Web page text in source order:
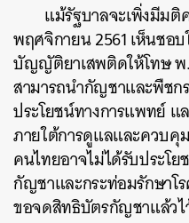
แม้รัฐบาลจะเพิ่งมีมติ
พฤศจิกายน 2561 เห็นชอ
บัญญัติยาเสพติดให้โทษ พ.
สามารถนำกัญชาและพืชก
ประโยชน์ทางการแพทย์ แ
ภายใต้การดูแลและควบ
คนไทยอาจไม่ได้รับประโ
กัญชาและกระท่อมรักษาโ
ขอจดสิทธิบัตรกัญชาแล้ว